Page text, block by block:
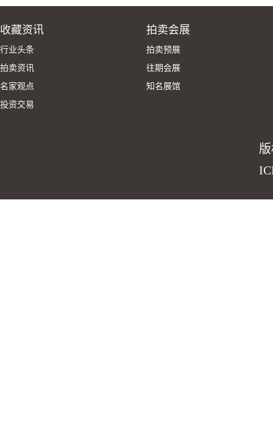
收藏资讯
行业头条
拍卖资讯
名家观点
投资交易
拍卖会展
拍卖预展
往期会展
知名展馆